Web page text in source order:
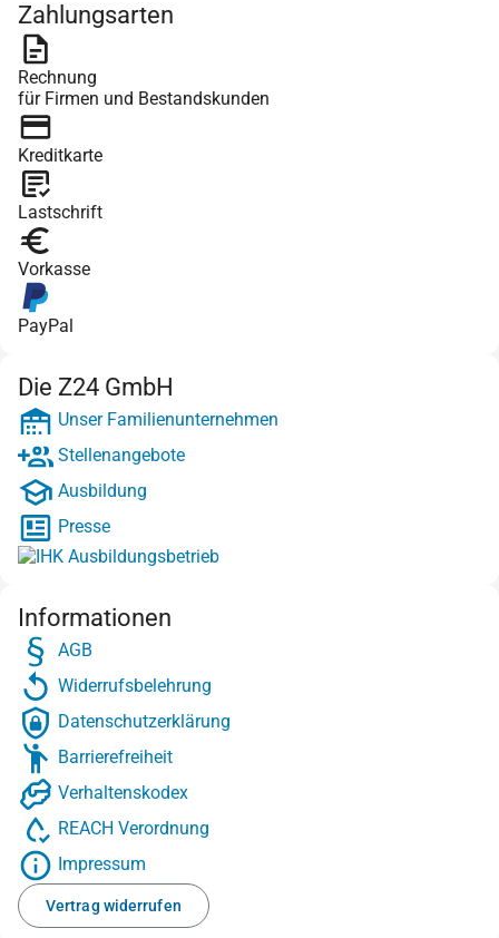
Zahlungsarten
Rechnung
für Firmen und Bestandskunden
Kreditkarte
Lastschrift
Vorkasse
PayPal
Die Z24 GmbH
Unser Familienunternehmen
Stellenangebote
Ausbildung
Presse
Informationen
AGB
Widerrufsbelehrung
Datenschutzerklärung
Barrierefreiheit
Verhaltenskodex
REACH Verordnung
Impressum
Vertrag widerrufen